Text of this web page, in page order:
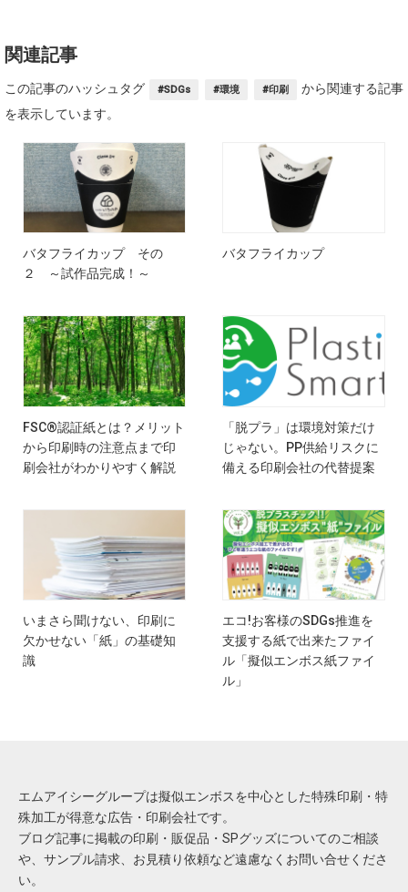
関連記事
この記事のハッシュタグ #SDGs #環境 #印刷
から関連する記事
を表示しています。
バタフライカップ その
２ ～試作品完成！～
バタフライカップ
FSC®認証紙とは？メリット
から印刷時の注意点まで印
刷会社がわかりやすく解説
「脱プラ」は環境対策だけ
じゃない。PP供給リスクに
備える印刷会社の代替提案
いまさら聞けない、印刷に
欠かせない「紙」の基礎知
識
エコ!お客様のSDGs推進を
支援する紙で出来たファイ
ル「擬似エンボス紙ファイ
ル」
エムアイシーグループは擬似エンボスを中心とした特殊印刷・特
殊加工が得意な広告・印刷会社です。
ブログ記事に掲載の印刷・販促品・SPグッズについてのご相談
や、サンプル請求、お見積り依頼など遠慮なくお問い合せくださ
い。